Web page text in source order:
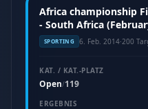
Africa championship
- South Africa
SPORTING 6. Feb. 2014·200
KAT. / KAT.-PLATZ
Open/119
ERGEBNIS